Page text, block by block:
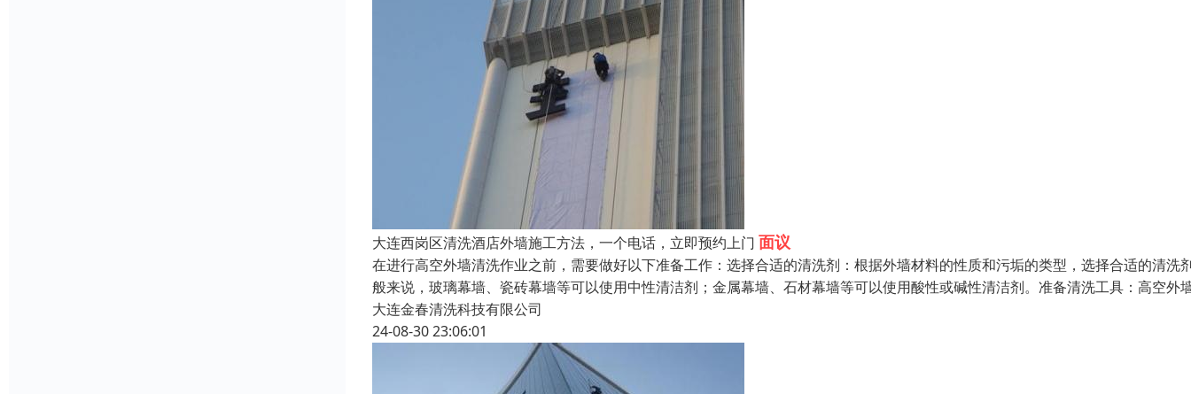
大连西岗区清洗酒店外墙施工方法，一个电话，立即预约上门 面议
在进行高空外墙清洗作业之前，需要做好以下准备工作：选择合适的清洗剂：根据外墙材料的性质和污垢的类型，选择合适的清洗
般来说，玻璃幕墙、瓷砖幕墙等可以使用中性清洁剂；金属幕墙、石材幕墙等可以使用酸性或碱性清洁剂。准备清洗工具：高空外
大连金春清洗科技有限公司
24-08-30 23:06:01